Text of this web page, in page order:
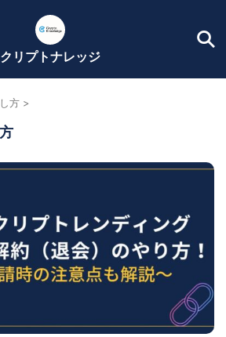
クリプトナレッジ
方 >